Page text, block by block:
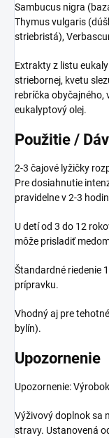
Sambucus nigra
Thymus vulgaris
striebristá),
Extrakty z listu
striebornej, kvetu
rebríčka obyčajného,
eukalyptový olej.
Použitie /
2-3 čajové lyžičky
Pre dosiahnutie
pravidelne v 2-3
U detí od 3 do 12
môže prisladiť
Štandardné riedenie
prípravku.
Vhodný aj pre
bylín).
Upozornenie
Upozornenie:
Výživový doplnok sa
stravy. Ustanovená